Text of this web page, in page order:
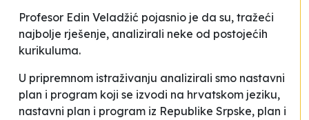
Profesor Edin Veladžić pojasnio je da su, tražeći
najbolje rješenje, analizirali neke od postojećih
kurikuluma.
U pripremnom istraživanju analizirali smo nastavni
plan i program koji se izvodi na hrvatskom jeziku,
nastavni plan i program iz Republike Srpske, plan i